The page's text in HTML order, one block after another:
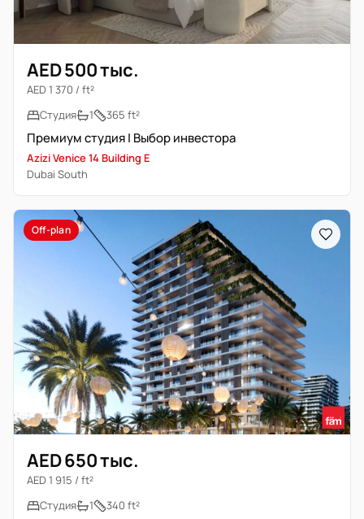
AED 500 тыс.
AED 1 370 / ft²
Студия
1 365 ft²
Премиум студия | Выбор инвестора
Azizi Venice 14 Building E
Dubai South
Off-plan
AED 650 тыс.
AED 1 915 / ft²
Студия
1 340 ft²